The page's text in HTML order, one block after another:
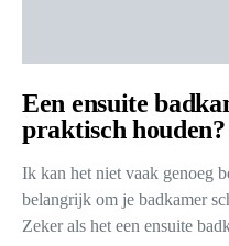
Een ensuite
praktisch
Ik kan het niet vaak genoeg
belangrijk om je badkamer
Zeker als het een ensuite